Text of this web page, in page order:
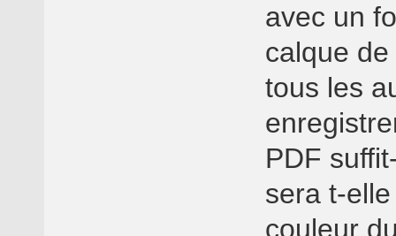
avec un
calque
tous les
PDF
sera t-
couleur